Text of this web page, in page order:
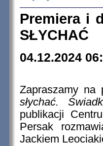
Premiera i
SŁYCHAĆ
04.12.2024
Zapraszamy
słychać.
publikacji
Persak
Jackiem